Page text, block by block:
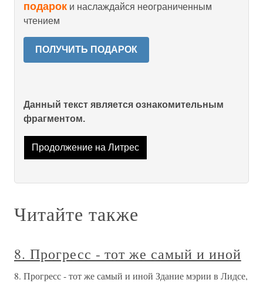
подарок и наслаждайся неограниченным
чтением
ПОЛУЧИТЬ ПОДАРОК
Данный текст является ознакомительным
фрагментом.
Продолжение на Литрес
Читайте также
8. Прогресс - тот же самый и иной
8. Прогресс - тот же самый и иной Здание мэрии в Лидсе,